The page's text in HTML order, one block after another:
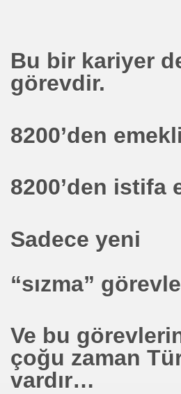
Bu bir kariyer
görevdir.
8200’den
8200’den istifa
Sadece yeni
“sızma”
Ve bu
çoğu zaman
vardır…
JOSE TRİBOLET .ULIMATE
ve *Pilot
YAKIT PİLİ